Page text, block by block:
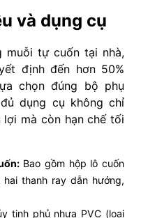
và dụng cụ
muỗi tự cuốn tại nhà,
định đến hơn 50%
chọn đúng bộ phụ
dụng cụ không chỉ
mà còn hạn chế tối
Bao gồm hộp lô cuốn
thanh ray dẫn hướng,
tinh phủ nhựa PVC (loại